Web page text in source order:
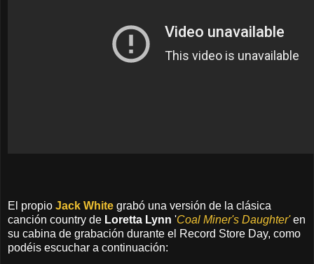
El propio Jack White grabó una versión de la clásica
canción country de Loretta Lynn 'Coal Miner's Daughter' en
su cabina de grabación durante el Record Store Day, como
podéis escuchar a continuación: